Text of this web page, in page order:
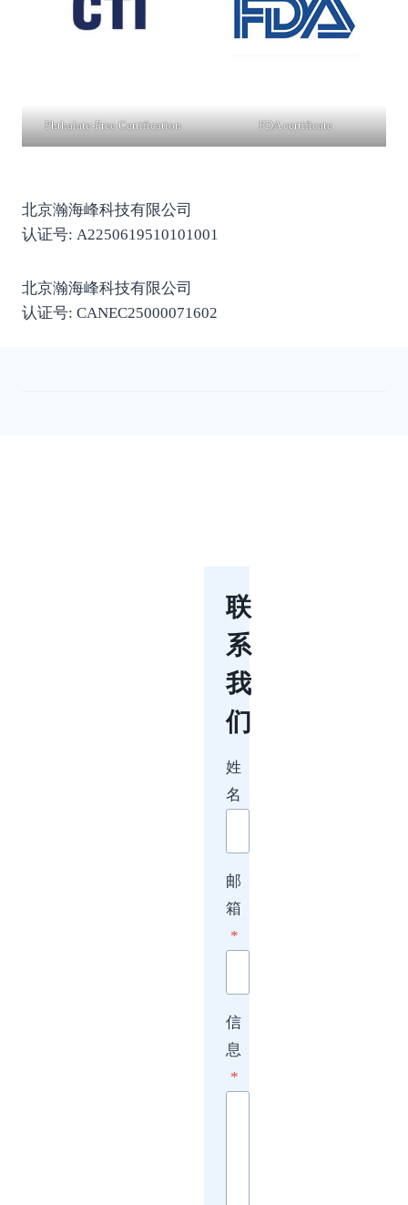
Phthalate-Free Certification FDA certificate
北京瀚海峰科技有限公司
认证号: A2250619510101001
北京瀚海峰科技有限公司
认证号: CANEC25000071602
联
系
我
们
姓
名
邮
箱
*
信
息
*